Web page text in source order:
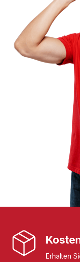
Erhalten